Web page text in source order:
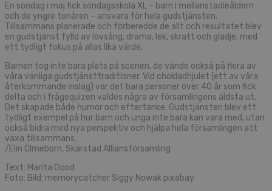
En söndag i maj fick söndagsskola XL – barn i mellanstadieåldern
och de yngre tonåren – ansvara för hela gudstjänsten.
Tillsammans planerade och förberedde de allt och resultatet blev
en gudstjänst fylld av lovsång, drama, lek, skratt och glädje, med
ett tydligt fokus på allas lika värde.
Barnen tog inte bara plats på scenen, de vände också på flera av
våra vanliga gudstjänsttraditioner. Vid chokladhjulet (ett av våra
återkommande inslag) var det bara personer över 40 år som fick
delta och i frågequizen valdes några av församlingens äldsta ut.
Det skapade både humor och eftertanke. Gudstjänsten blev ett
tydligt exempel på hur barn och unga inte bara kan vara med, utan
också bidra med nya perspektiv och hjälpa hela församlingen att
växa tillsammans.
/Elin Ölmeborn, Skärstad Alliansförsamling
Text: Marita Good
Foto: Bild: memorycatcher Siggy Nowak pixabay